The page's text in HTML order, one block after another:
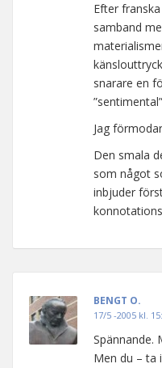
Efter
samband
snarare en
Jag
Den smala
som något
inbjuder
BENGT O.
17/5 -2005 kl.
Spännande.
Men du – ta